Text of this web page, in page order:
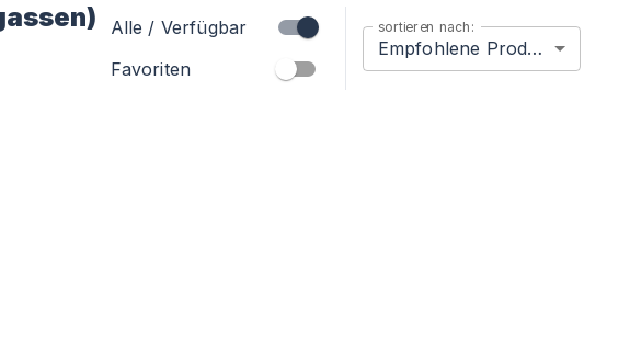
Alle / Verfügbar
Favoriten
sortieren nach:
Empfohlene Produkte